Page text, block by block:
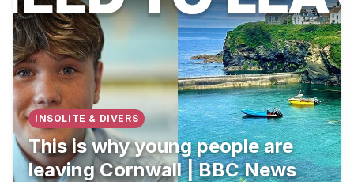
INSOLITE & DIVERS
This is why young people are
leaving Cornwall | BBC News